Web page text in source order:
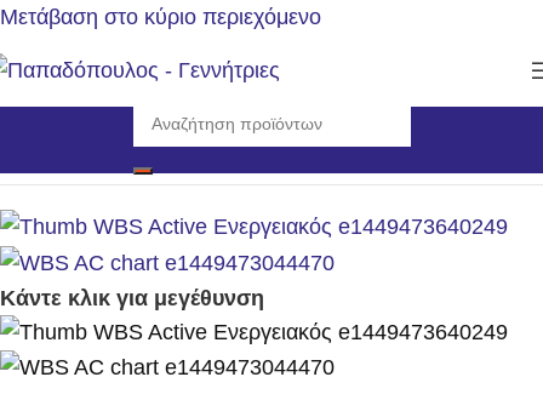
Μετάβαση στο κύριο περιεχόμενο
Αρχική σελίδα/Θέρμανση/Λέβητες Ξύλου
Κάντε κλικ για μεγέθυνση